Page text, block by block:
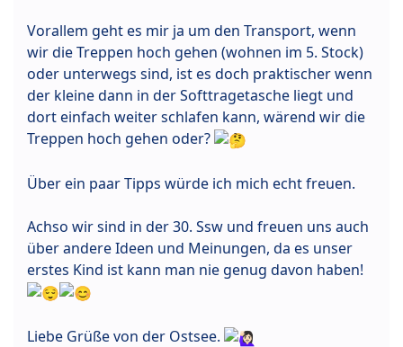
Vorallem geht es mir ja um den Transport, wenn
wir die Treppen hoch gehen (wohnen im 5. Stock)
oder unterwegs sind, ist es doch praktischer wenn
der kleine dann in der Softtragetasche liegt und
dort einfach weiter schlafen kann, wärend wir die
Treppen hoch gehen oder?
Über ein paar Tipps würde ich mich echt freuen.
Achso wir sind in der 30. Ssw und freuen uns auch
über andere Ideen und Meinungen, da es unser
erstes Kind ist kann man nie genug davon haben!
Liebe Grüße von der Ostsee.